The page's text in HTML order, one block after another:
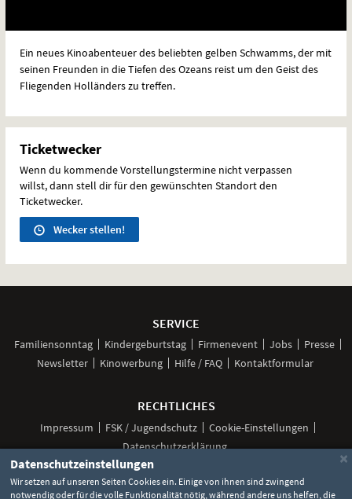
Ein neues Kinoabenteuer des beliebten gelben Schwamms, der mit
seinen Freunden in die Tiefen des Ozeans reist um den Geist des
Fliegenden Holländers zu treffen.
Ticketwecker
Wenn du kommende Vorstellungstermine nicht verpassen
willst, dann stell dir für den gewünschten Standort den
Ticketwecker.
Wecker stellen!
SERVICE
Familiensonntag Kindergeburtstag Firmenevent Jobs
Presse
Newsletter
Kinowerbung Hilfe / FAQ Kontaktformular
RECHTLICHES
Impressum FSK / Jugendschutz
Cookie-Einstellungen
Datenschutzerklärung
×
Datenschutzeinstellungen
Wir setzen auf unseren Seiten Cookies ein. Einige von ihnen sind zwingend
notwendig oder für die volle Funktionalität nötig, während andere uns helfen, die